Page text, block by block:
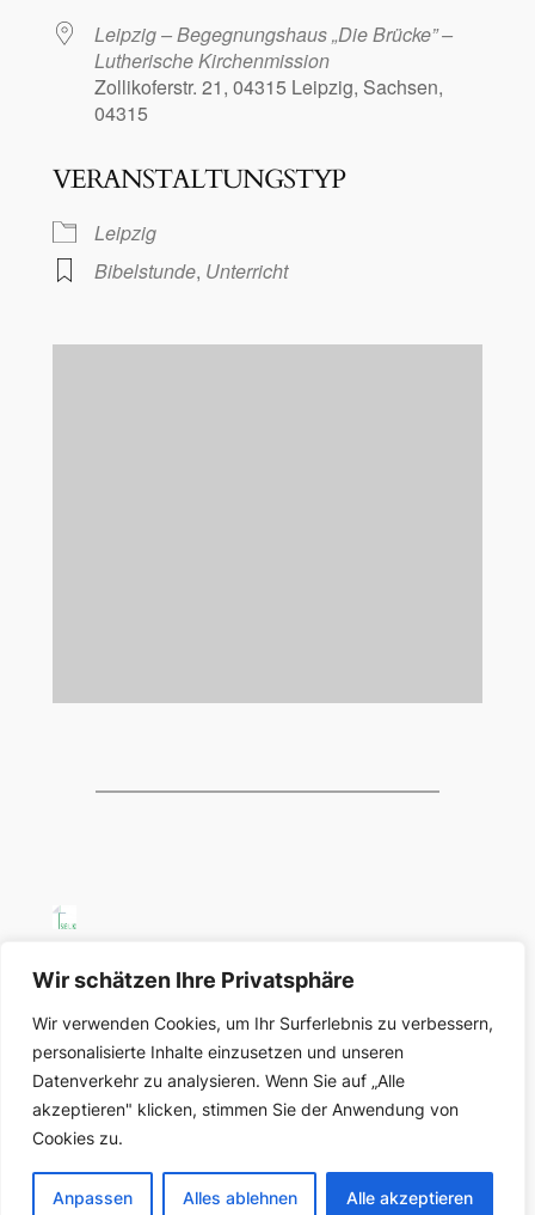
Wir schätzen Ihre Privatsphäre
Wir verwenden Cookies, um Ihr Surferlebnis zu verbessern,
personalisierte Inhalte einzusetzen und unseren
Datenverkehr zu analysieren. Wenn Sie auf „Alle
akzeptieren" klicken, stimmen Sie der Anwendung von
Cookies zu.
Anpassen Alles ablehnen Alle akzeptieren
Leipzig – Begegnungshaus „Die Brücke” –
Lutherische Kirchenmission
Zollikoferstr. 21, 04315 Leipzig, Sachsen,
04315
VERANSTALTUNGSTYP
Leipzig
Bibelstunde, Unterricht
Region Ost der Selbständigen Evangelisch-
Lutherischen Kirche in Deutschland
Über uns Datenschutz